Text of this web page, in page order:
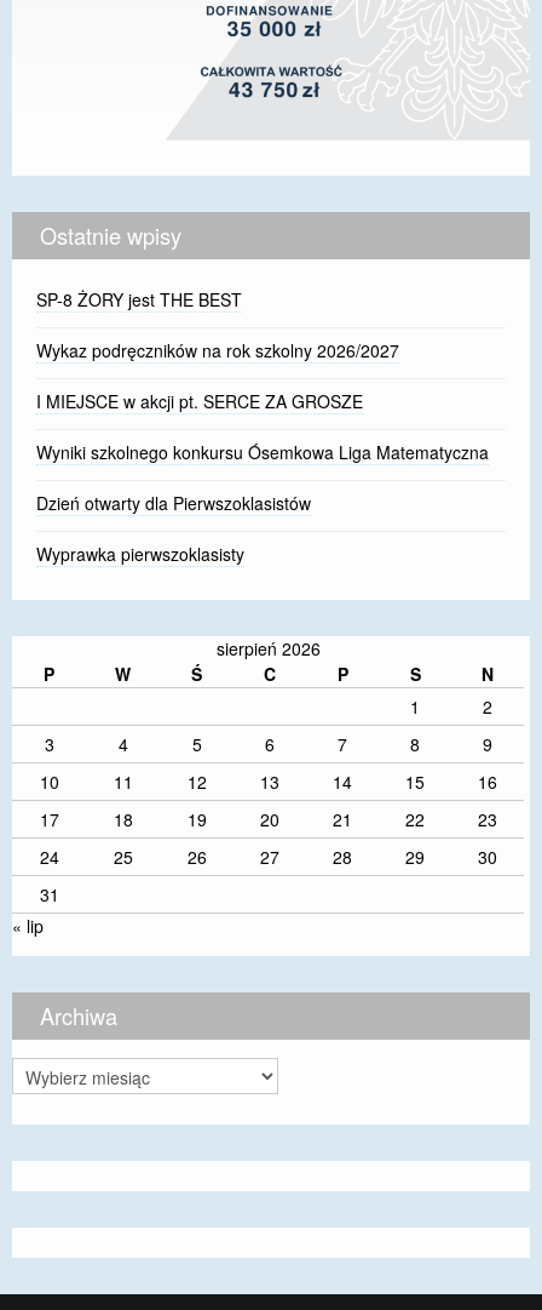
Ostatnie wpisy
SP-8 ŻORY jest THE BEST
Wykaz podręczników na rok szkolny 2026/2027
I MIEJSCE w akcji pt. SERCE ZA GROSZE
Wyniki szkolnego konkursu Ósemkowa Liga Matematyczna
Dzień otwarty dla Pierwszoklasistów
Wyprawka pierwszoklasisty
sierpień 2026
P
W Ś C P S
N
1
2
3
4 5 6 7 8
9
10
11 12 13 14 15
16
17
18 19 20 21 22
23
24
25 26 27 28 29
30
31
« lip
Archiwa
Archiwa